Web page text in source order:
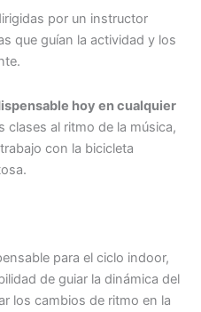
por un instructor
que guían la actividad y los
hoy en cualquier
clases al ritmo de la música,
con la bicicleta
para el ciclo indoor,
de guiar la dinámica del
los cambios de ritmo en la